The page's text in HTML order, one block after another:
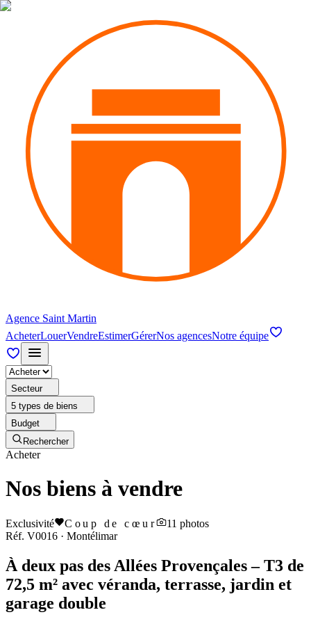
Agence Saint Martin
AcheterLouerVendreEstimerGérerNos agencesNotre équipe
Secteur
5 types de biens
Budget
Rechercher
Acheter
Nos biens à vendre
Exclusivité Coup de cœur 11 photos
Réf. V0016 · Montélimar
À deux pas des Allées Provençales – T3 de
72,5 m² avec véranda, terrasse, jardin et
garage double